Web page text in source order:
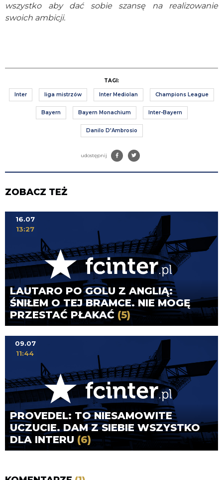
wszystko aby dać sobie szansę na realizowanie
swoich ambicji.
TAGI:
Inter liga mistrzów Inter Mediolan Champions League
Bayern Bayern Monachium Inter-Bayern
Danilo D'Ambrosio
udostępnij
ZOBACZ TEŻ
LAUTARO PO GOLU Z ANGLIĄ:
ŚNIŁEM O TEJ BRAMCE. NIE MOGĘ
PRZESTAĆ PŁAKAĆ (5)
16.07
13:27
PROVEDEL: TO NIESAMOWITE
UCZUCIE. DAM Z SIEBIE WSZYSTKO
DLA INTERU (6)
09.07
11:44